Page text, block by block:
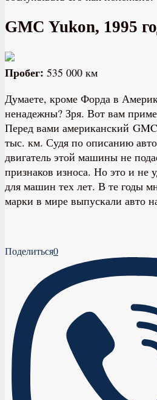
GMC Yukon, 1995
Пробег: 535 000 км
Думаете, кроме Форда в
ненадежны? Зря. Вот вам
Перед вами американский
тыс. км. Судя по описанию
двигатель этой машины не
признаков износа. Но это и не
для машин тех лет. В те годы
марки в мире выпускали авто
Поделиться0